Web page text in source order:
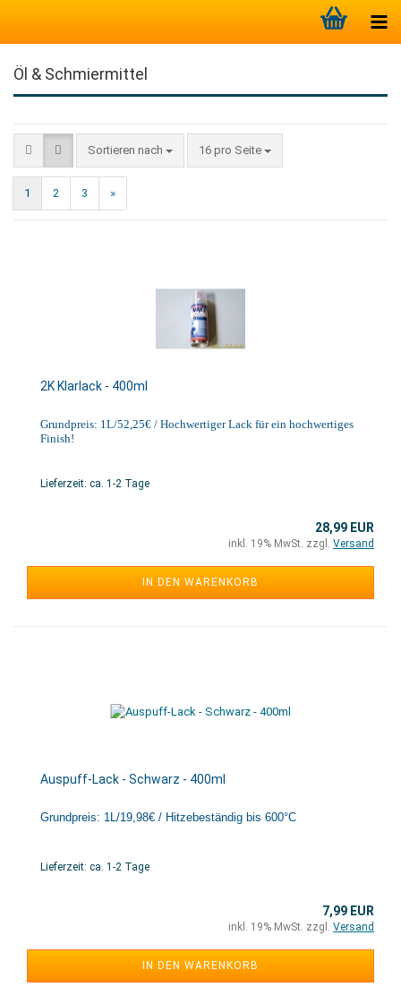
Öl & Schmiermittel
Sortieren nach 16 pro Seite
1 2 3 »
2K Klarlack - 400ml
Grundpreis: 1L/52,25€ / Hochwertiger Lack für ein hochwertiges
Finish!
Lieferzeit: ca. 1-2 Tage
28,99 EUR
inkl. 19% MwSt. zzgl. Versand
IN DEN WARENKORB
Auspuff-Lack - Schwarz - 400ml
Grundpreis: 1L/19,98€ / Hitzebeständig bis 600°C
Lieferzeit: ca. 1-2 Tage
7,99 EUR
inkl. 19% MwSt. zzgl. Versand
IN DEN WARENKORB